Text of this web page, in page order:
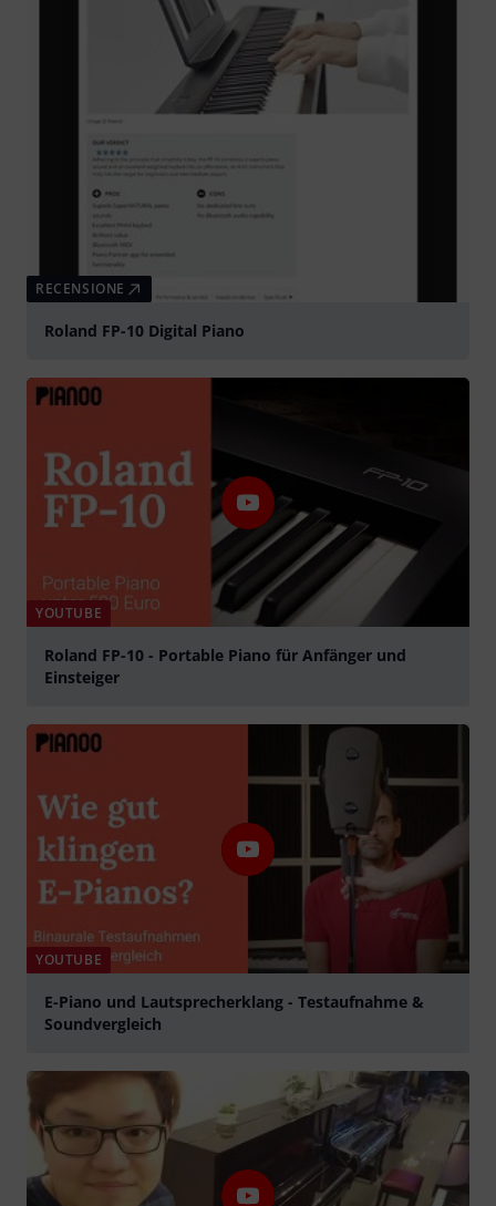
RECENSIONE
Roland FP-10 Digital Piano
YOUTUBE
Roland FP-10 - Portable Piano für Anfänger und
Einsteiger
YOUTUBE
E-Piano und Lautsprecherklang - Testaufnahme &
Soundvergleich